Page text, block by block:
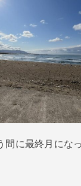
間に最終月にな